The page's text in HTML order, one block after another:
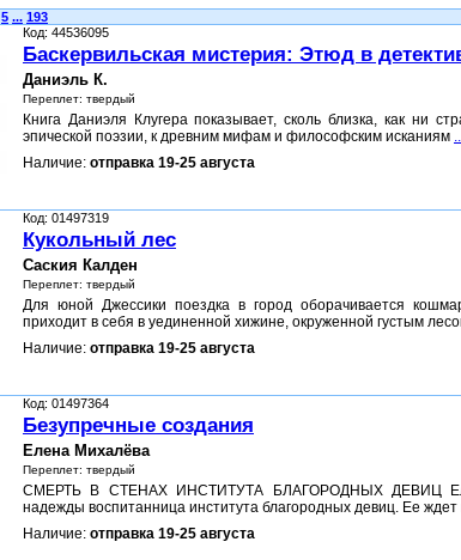
5 ... 193
Код: 44536095
Баскервильская мистерия: Этюд в
Даниэль К.
Переплет: твердый
Книга Даниэля Клугера показывает, сколь близка, как ни
эпической поэзии, к древним мифам и философским исканиям
Наличие: отправка 19-25 августа
Код: 01497319
Кукольный лес
Саския Калден
Переплет: твердый
Для юной Джессики поездка в город оборачивается
приходит в себя в уединенной хижине, окруженной густым
Наличие: отправка 19-25 августа
Код: 01497364
Безупречные создания
Елена Михалёва
Переплет: твердый
СМЕРТЬ В СТЕНАХ ИНСТИТУТА БЛАГОРОДНЫХ ДЕВИЦ
надежды воспитанница института благородных девиц. Ее ждет
Наличие: отправка 19-25 августа